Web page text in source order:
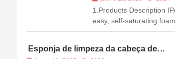
1.Products Description
easy, self-saturating
swab. It is the newest
Esponja de limpeza da cabeça de